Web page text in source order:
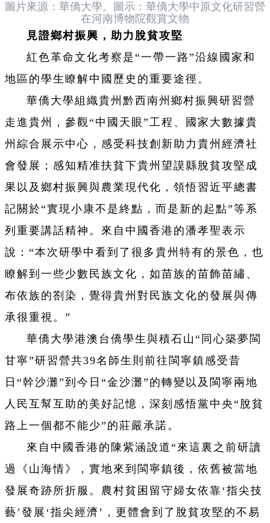
圖片來源：華僑大學。圖示：華僑大學中原文化研習營
在河南博物院觀賞文物
見證鄉村振興，助力脫貧攻堅
紅色革命文化考察是“一帶一路”沿線國家和
地區的學生瞭解中國歷史的重要途徑。
華僑大學組織貴州黔西南州鄉村振興研習營
走進貴州，參觀“中國天眼”工程、國家大數據貴
州綜合展示中心，感受科技創新助力貴州經濟社
會發展；感知精准扶貧下貴州望謨縣脫貧攻堅成
果以及鄉村振興與農業現代化，領悟習近平總書
記關於“實現小康不是終點，而是新的起點”等系
列重要講話精神。來自中國香港的潘孝聖表示
說：“本次研學中看到了很多貴州特有的景色，也
瞭解到一些少數民族文化，如苗族的苗飾苗繡、
布依族的劄染，覺得貴州對民族文化的發展與傳
承很重視。”
華僑大學港澳台僑學生與積石山“同心築夢閩
甘寧”研習營共39名師生則前往閩寧鎮感受昔
日“幹沙灘”到今日“金沙灘”的轉變以及閩寧兩地
人民互幫互助的美好記憶，深刻感悟黨中央“脫貧
路上一個都不能少”的莊嚴承諾。
來自中國香港的陳紫涵說道“來這裏之前研讀
過《山海情》，實地來到閩寧鎮後，依舊被當地
發展奇跡所折服。農村貧困留守婦女依靠‘指尖技
藝’發展‘指尖經濟’，更體會到了脫貧攻堅的不易